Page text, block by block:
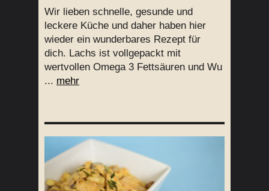
Wir lieben schnelle, gesunde und
leckere Küche und daher haben hier
wieder ein wunderbares Rezept für
dich. Lachs ist vollgepackt mit
wertvollen Omega 3 Fettsäuren und Wu
... mehr